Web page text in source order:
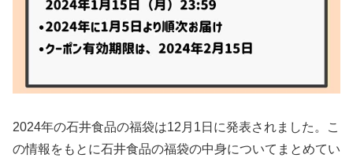
2024年の石井食品の福袋は12月1日に発表されました。こ
の情報をもとに石井食品の福袋の中身についてまとめてい